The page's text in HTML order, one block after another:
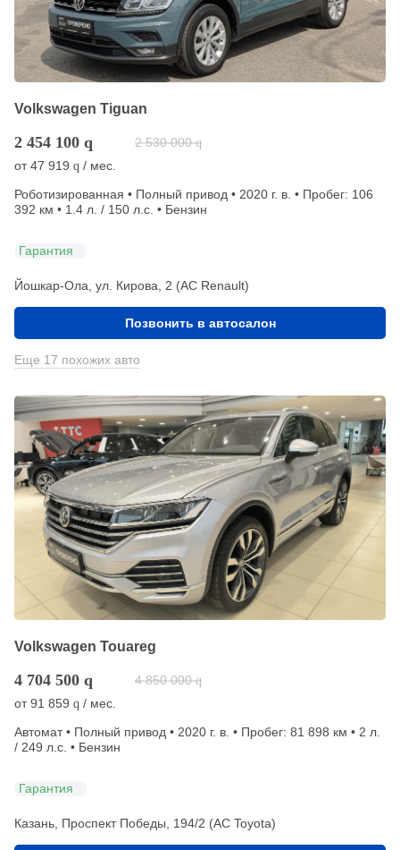
Volkswagen Tiguan
2 454 100 q 2 530 000 q
от47 919 q / мес.
Роботизированная • Полный привод • 2020 г. в. • Пробег: 106
392 км • 1.4 л. / 150 л.с. • Бензин
Гарантия
Йошкар-Ола, ул. Кирова, 2 (АС Renault)
Позвонить в автосалон
Еще 17 похожих авто
Volkswagen Touareg
4 704 500 q 4 850 000 q
от91 859 q / мес.
Автомат • Полный привод • 2020 г. в. • Пробег: 81 898 км • 2 л.
/ 249 л.с. • Бензин
Гарантия
Казань, Проспект Победы, 194/2 (АС Toyota)